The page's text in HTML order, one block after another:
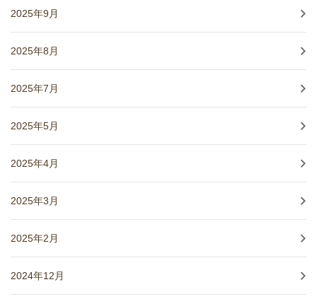
2025年9月
2025年8月
2025年7月
2025年5月
2025年4月
2025年3月
2025年2月
2024年12月